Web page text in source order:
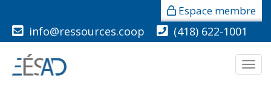
Espace membre
info@ressources.coop (418) 622-1001